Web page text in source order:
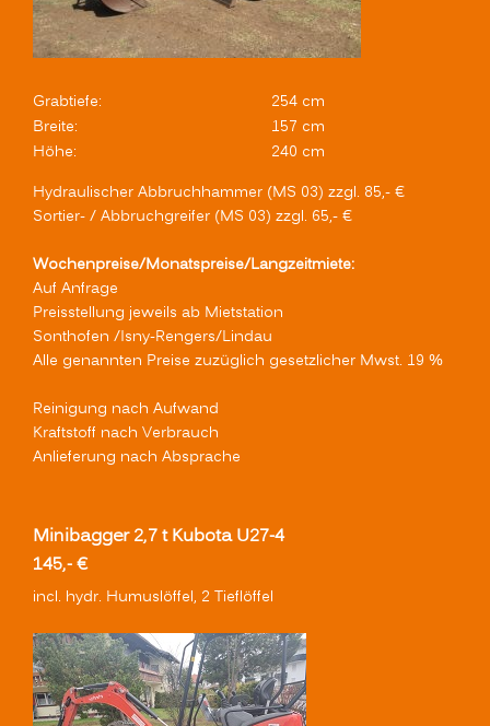
Grabtiefe:
254 cm
Breite:
157 cm
Höhe:
240 cm
Hydraulischer Abbruchhammer (MS 03) zzgl. 85,- €
Sortier- / Abbruchgreifer (MS 03) zzgl. 65,- €
Wochenpreise/Monatspreise/Langzeitmiete:
Auf Anfrage
Preisstellung jeweils ab Mietstation
Sonthofen /Isny-Rengers/Lindau
Alle genannten Preise zuzüglich gesetzlicher Mwst. 19 %
Reinigung nach Aufwand
Kraftstoff nach Verbrauch
Anlieferung nach Absprache
Minibagger 2,7 t Kubota U27-4
145,- €
incl. hydr. Humuslöffel, 2 Tieflöffel